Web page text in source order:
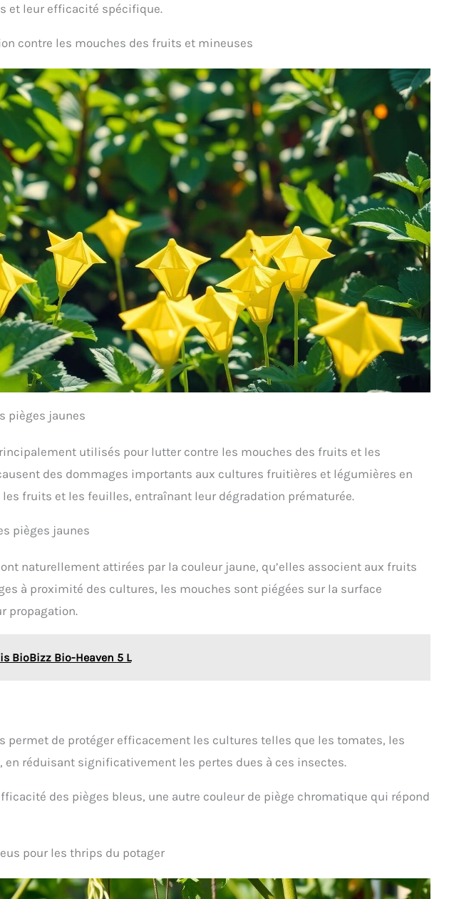
et leur efficacité spécifique.
contre les mouches des fruits et mineuses
pièges jaunes
utilisés pour lutter contre les mouches des fruits et les
des dommages importants aux cultures fruitières et légumières en
fruits et les feuilles, entraînant leur dégradation prématurée.
pièges jaunes
naturellement attirées par la couleur jaune, qu’elles associent aux fruits
à proximité des cultures, les mouches sont piégées sur la surface
propagation.
BioBizz Bio-Heaven 5 L
permet de protéger efficacement les cultures telles que les tomates, les
en réduisant significativement les pertes dues à ces insectes.
des pièges bleus, une autre couleur de piège chromatique qui répond
pour les thrips du potager